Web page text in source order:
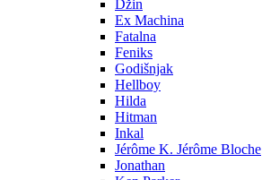
Džin
Ex Machina
Fatalna
Feniks
Godišnjak
Hellboy
Hilda
Hitman
Inkal
Jérôme K. Jérôme Bloche
Jonathan